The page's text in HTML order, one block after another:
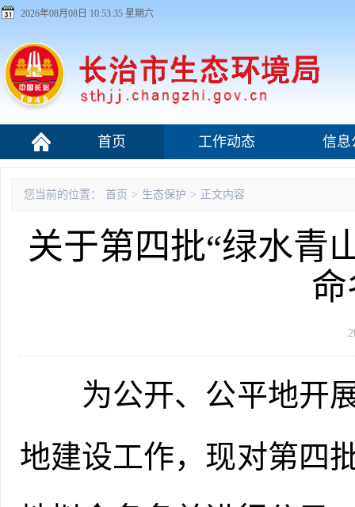
2026年08月08日 10:53:35 星期六
首页 工作动态 信息
您当前的位置： 首页 > 生态保护 > 正文内容
关于第四批“绿水青
为公开、公平地开展
地建设工作，现对第四